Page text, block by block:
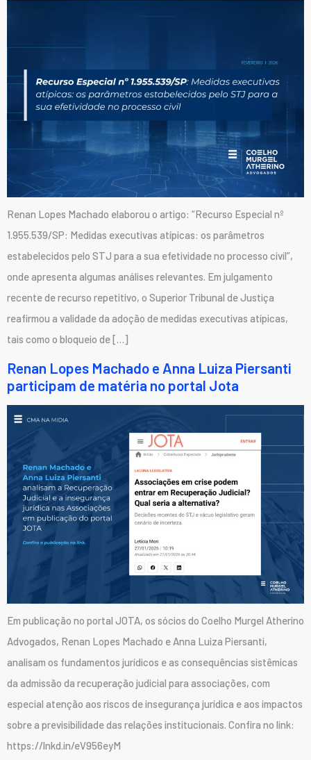
Renan Lopes Machado elaborou o artigo: “Recurso Especial nº
1.955.539/SP: Medidas executivas atípicas: os parâmetros
estabelecidos pelo STJ para a sua efetividade no processo civil”,
onde apresenta algumas análises relevantes. Em julgamento
recente de recurso repetitivo, o Superior Tribunal de Justiça
reafirmou a validade da adoção de medidas executivas atípicas,
tais como o bloqueio de […]
Renan Lopes Machado e Anna Luiza Piersanti
participam de matéria no portal Jota
Em publicação no portal JOTA, os sócios do Coelho Murgel Atherino
Advogados, Renan Lopes Machado e Anna Luiza Piersanti,
analisam os fundamentos jurídicos e as consequências sistêmicas
da admissão da recuperação judicial para associações, com
especial atenção aos riscos de insegurança jurídica e aos impactos
sobre a previsibilidade das relações institucionais. Confira no link:
https://lnkd.in/eV956eyM